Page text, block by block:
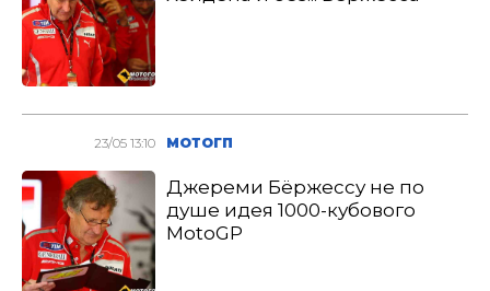
23/05 13:10 МОТОГП
Джереми Бёржесcу не по
душе идея 1000-кубового
MotoGP